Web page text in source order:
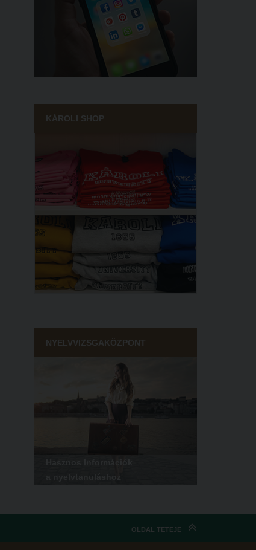
KÁROLI SHOP
NYELVVIZSGAKÖZPONT
OLDAL TETEJE